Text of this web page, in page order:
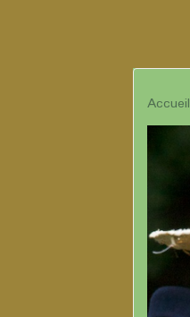
Accueil